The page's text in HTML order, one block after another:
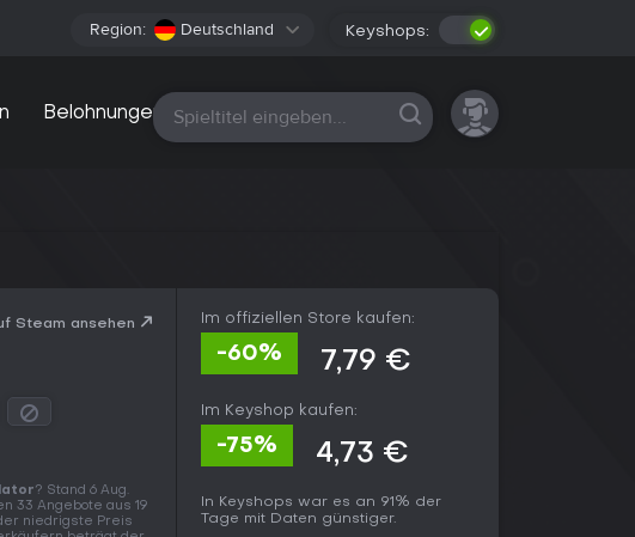
Region: Deutschland Keyshops:
Belohnungen Alle Plattformen
Steam ansehen
? Stand 6 Aug.
33 Angebote aus 19
niedrigste Preis
Im offiziellen Store kaufen:
-60% 7,79 €
Im Keyshop kaufen:
-75% 4,73 €
In Keyshops war es an 91% der
Tage mit Daten günstiger.